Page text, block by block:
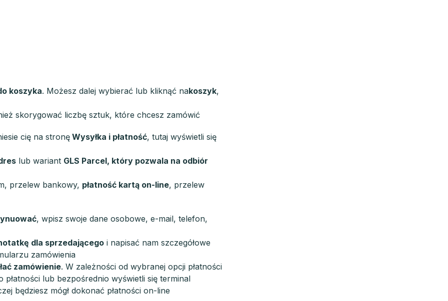
koszyka. Możesz dalej wybierać lub kliknąć nakoszyk,
skorygować liczbę sztuk, które chcesz zamówić
cię na stronę Wysyłka i płatność, tutaj wyświetli się
lub wariant GLS Parcel, który pozwala na odbiór
przelew bankowy, płatność kartą on-line, przelew
, wpisz swoje dane osobowe, e-mail, telefon,
dla sprzedającego i napisać nam szczegółowe
zamówienia
zamówienie. W zależności od wybranej opcji płatności
lub bezpośrednio wyświetli się terminal
będziesz mógł dokonać płatności on-line